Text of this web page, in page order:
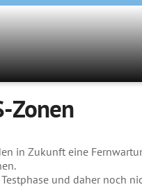
Zonen
in Zukunft eine
und daher noch